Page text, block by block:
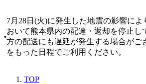
7月28日(火)に発生した地震の影響に
おいて熊本県内の配達・返却を停止し
方の配送にも遅延が発生する場合がご
をもった日程でご利用ください。
TOP